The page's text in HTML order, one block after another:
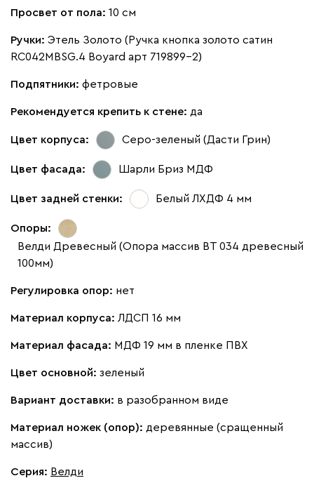
Просвет от пола: 10 см
Ручки: Этель Золото (Ручка кнопка золото сатин
RC042MBSG.4 Boyard арт 719899-2)
Подпятники: фетровые
Рекомендуется крепить к стене: да
Цвет корпуса: Серо-зеленый (Дасти Грин)
Цвет фасада: Шарли Бриз МДФ
Цвет задней стенки: Белый ЛХДФ 4 мм
Опоры:
Велди Древесный (Опора массив ВТ 034 древесный
100мм)
Регулировка опор: нет
Материал корпуса: ЛДСП 16 мм
Материал фасада: МДФ 19 мм в пленке ПВХ
Цвет основной: зеленый
Вариант доставки: в разобранном виде
Материал ножек (опор): деревянные (сращенный
массив)
Серия: Велди